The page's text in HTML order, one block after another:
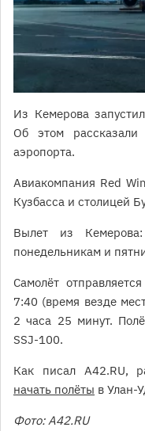
Из Кемерова
Об этом рассказали
аэропорта.
Авиакомпания Red
Кузбасса и столицей
Вылет из
понедельникам и
Самолёт
7:40 (время везде
2 часа 25 минут.
SSJ-100.
Как писал A42.RU,
начать полёты в Улан-
Фото: A42.RU